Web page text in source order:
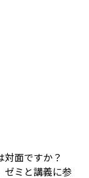
面ですか？
ミと講義に参